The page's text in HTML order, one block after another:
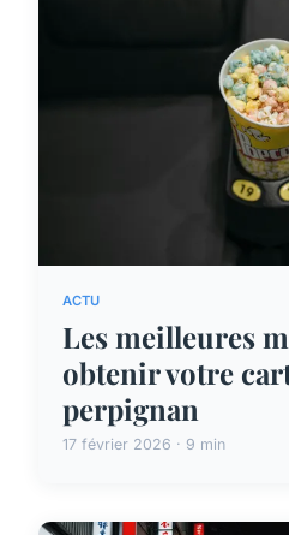
ACTU
Les meilleures
obtenir votre
perpignan
17 février 2026 · 9 min